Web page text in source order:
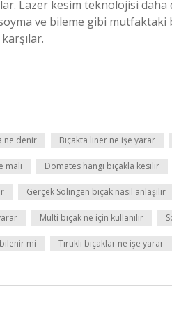
Lazer kesim teknolojisi daha
ve bileme gibi mutfaktaki
ne denir Bıçakta liner ne işe yarar
malı Domates hangi bıçakla kesilir
Gerçek Solingen bıçak nasıl anlaşılır
Multi bıçak ne için kullanılır
bilenir mi Tırtıklı bıçaklar ne işe yarar